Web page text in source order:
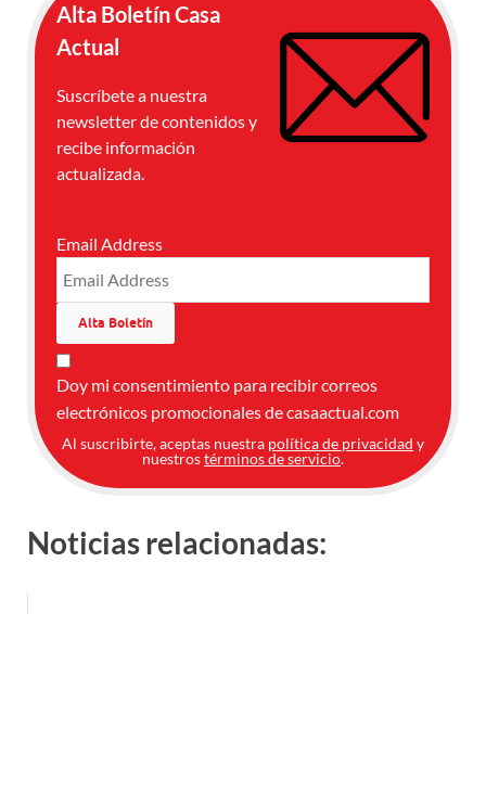
Alta Boletín Casa
Actual
Suscríbete a nuestra
newsletter de contenidos y
recibe información
actualizada.
Email Address
Doy mi consentimiento para recibir correos
electrónicos promocionales de casaactual.com
Al suscribirte, aceptas nuestra política de privacidad y
nuestrostérminos de servicio.
Noticias relacionadas: